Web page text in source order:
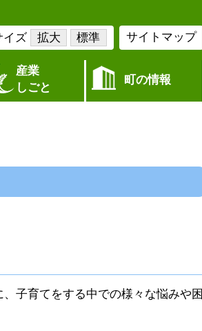
イズ 拡大 標準 サイトマップ
産業
しごと
町の情報
子育てをする中での様々な悩みや困